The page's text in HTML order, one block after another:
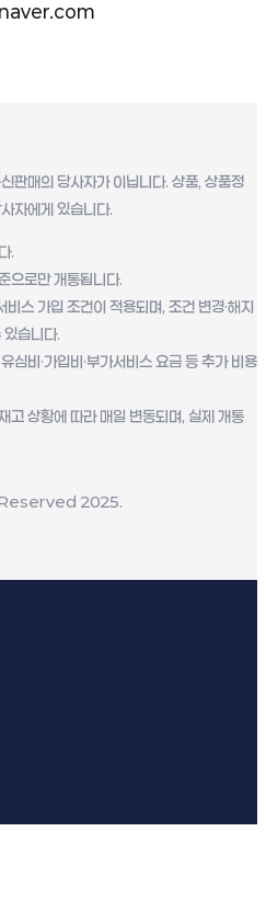
판매의 당사자가 이닙니다. 상품, 상품정
자에게 있습니다.
.
으로만 개통됩니다.
비스 가입 조건이 적용되며, 조건 변경·해지
습니다.
심비·가입비·부가서비스 요금 등 추가 비용
고 상황에 따라 매일 변동되며, 실제 개통
2025.